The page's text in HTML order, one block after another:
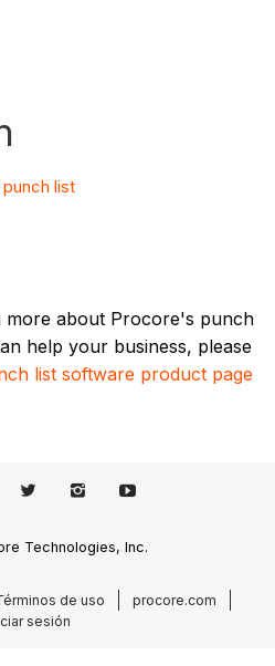
list
about Procore's punch
help your business, please
list software product page
Technologies, Inc.
de uso
procore.com
sesión